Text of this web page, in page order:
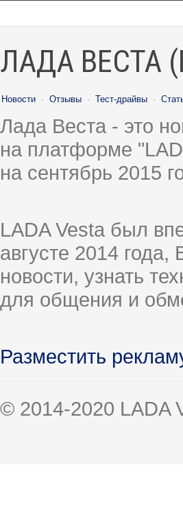
ЛАДА ВЕСТА
Новости · Отзывы · Тест-драйвы ·
Лада Веста - это
на платформе
на сентябрь 2015
LADA Vesta был
августе 2014
новости, узнать
для общения и
Разместить
© 2014-2020 LADA